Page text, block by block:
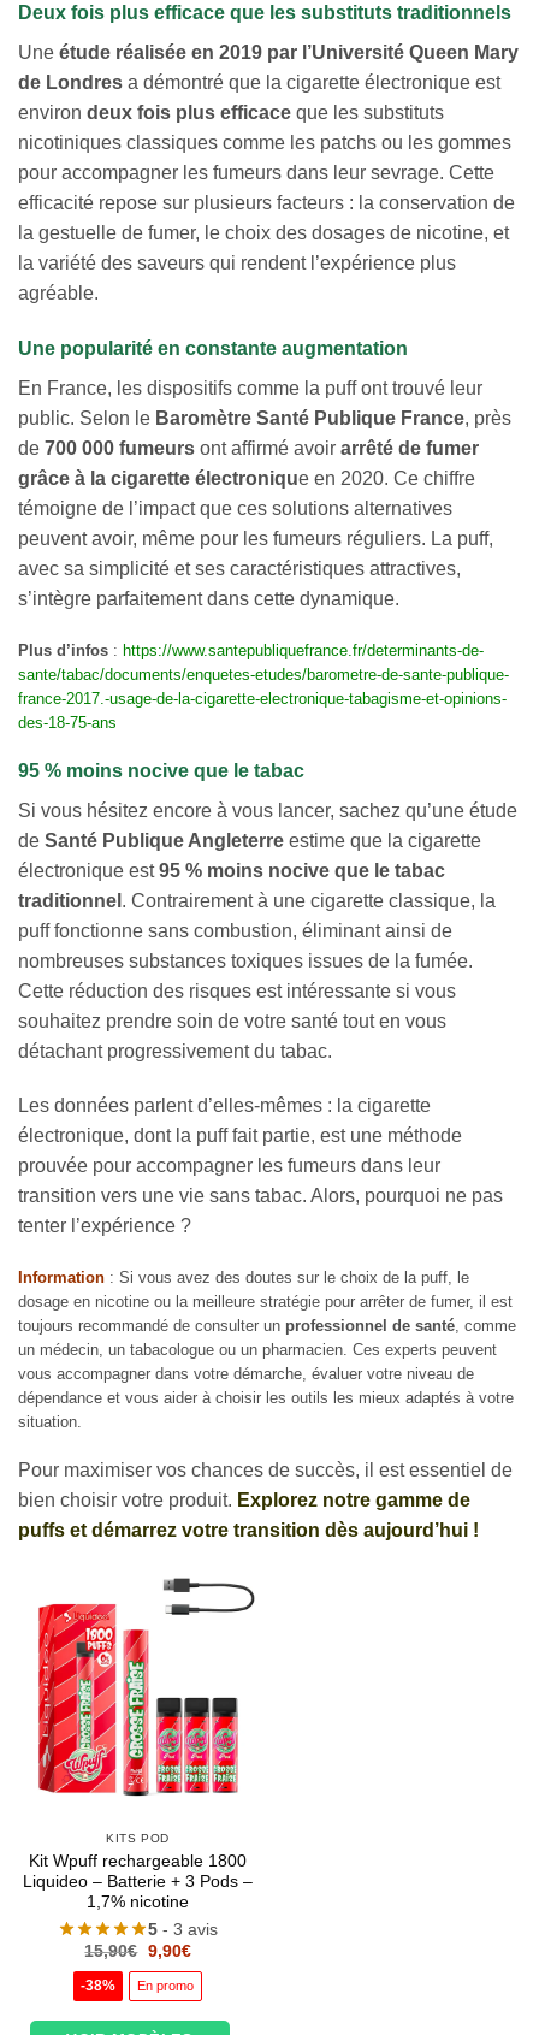
Deux fois plus efficace que les substituts traditionnels
Une étude réalisée en 2019 par l’Université Queen Mary
de Londres a démontré que la cigarette électronique est
environ deux fois plus efficace que les substituts
nicotiniques classiques comme les patchs ou les gommes
pour accompagner les fumeurs dans leur sevrage. Cette
efficacité repose sur plusieurs facteurs : la conservation de
la gestuelle de fumer, le choix des dosages de nicotine, et
la variété des saveurs qui rendent l’expérience plus
agréable.
Une popularité en constante augmentation
En France, les dispositifs comme la puff ont trouvé leur
public. Selon le Baromètre Santé Publique France, près
de 700 000 fumeurs ont affirmé avoir arrêté de fumer
grâce à la cigarette électronique en 2020. Ce chiffre
témoigne de l’impact que ces solutions alternatives
peuvent avoir, même pour les fumeurs réguliers. La puff,
avec sa simplicité et ses caractéristiques attractives,
s’intègre parfaitement dans cette dynamique.
Plus d’infos : https://www.santepubliquefrance.fr/determinants-de-
sante/tabac/documents/enquetes-etudes/barometre-de-sante-publique-
france-2017.-usage-de-la-cigarette-electronique-tabagisme-et-opinions-
des-18-75-ans
95 % moins nocive que le tabac
Si vous hésitez encore à vous lancer, sachez qu’une étude
de Santé Publique Angleterre estime que la cigarette
électronique est95 % moins nocive que le tabac
traditionnel . Contrairement à une cigarette classique, la
puff fonctionne sans combustion, éliminant ainsi de
nombreuses substances toxiques issues de la fumée.
Cette réduction des risques est intéressante si vous
souhaitez prendre soin de votre santé tout en vous
détachant progressivement du tabac.
Les données parlent d’elles-mêmes : la cigarette
électronique, dont la puff fait partie, est une méthode
prouvée pour accompagner les fumeurs dans leur
transition vers une vie sans tabac. Alors, pourquoi ne pas
tenter l’expérience ?
Information : Si vous avez des doutes sur le choix de la puff, le
dosage en nicotine ou la meilleure stratégie pour arrêter de fumer, il est
toujours recommandé de consulter un professionnel de santé, comme
un médecin, un tabacologue ou un pharmacien. Ces experts peuvent
vous accompagner dans votre démarche, évaluer votre niveau de
dépendance et vous aider à choisir les outils les mieux adaptés à votre
situation.
Pour maximiser vos chances de succès, il est essentiel de
bien choisir votre produit. Explorez notre gamme de
puffs et démarrez votre transition dès aujourd’hui !
KITS POD
Kit Wpuff rechargeable 1800
Liquideo – Batterie + 3 Pods –
1,7% nicotine
5 - 3 avis
15,90€ Le
initial
était :
9,90€Le
actuel
est :
-38% En promo
Appliquer les filtres